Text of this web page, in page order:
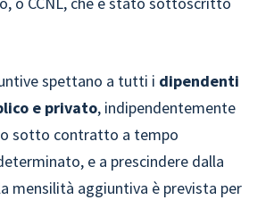
spettano a tutti i dipendenti
e privato, indipendentemente
sotto contratto a tempo
e a prescindere dalla
mensilità aggiuntiva è prevista per